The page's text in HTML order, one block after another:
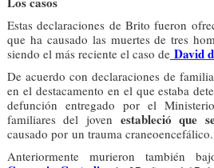
Estas declaraciones de Brito fueron
que ha causado las muertes de tres
siendo el más reciente el caso de David
De acuerdo con declaraciones de
en el destacamento en el que estaba
defunción entregado por el
familiares del joven estableció que
causado por un trauma craneoencefálico.
Anteriormente murieron también